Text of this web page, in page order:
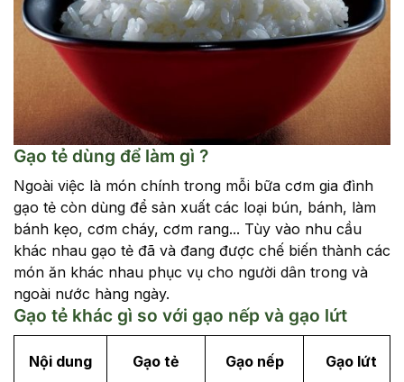
Gạo tẻ dùng để làm gì ?
Ngoài việc là món chính trong mỗi bữa cơm gia đình
gạo tẻ còn dùng để sản xuất các loại bún, bánh, làm
bánh kẹo, cơm cháy, cơm rang... Tùy vào nhu cầu
khác nhau gạo tẻ đã và đang được chế biến thành các
món ăn khác nhau phục vụ cho người dân trong và
ngoài nước hàng ngày.
Gạo tẻ khác gì so với gạo nếp và gạo lứt
Nội dung Gạo tẻ Gạo nếp Gạo lứt